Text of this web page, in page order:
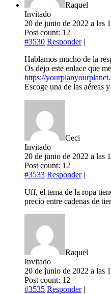
Raquel
Invitado
20 de junio de 2022 a las
Post count: 12
#3530 Responder|
Hablamos mucho de la
Os dejo este enlace que
https://
Escoge una de las aéreas
Ceci
Invitado
20 de junio de 2022 a las
Post count: 12
#3533 Responder|
Uff, el tema de la ropa
precio entre cadenas de
Raquel
Invitado
20 de junio de 2022 a las
Post count: 12
#3535 Responder|